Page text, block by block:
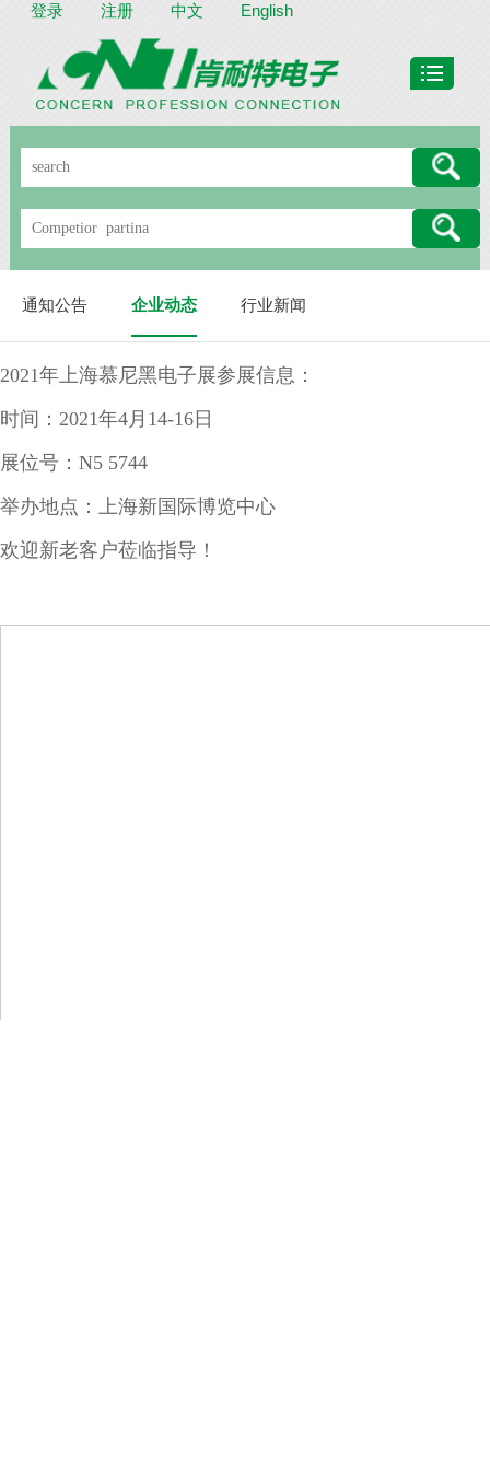
登录 注册 中文 English
通知公告 企业动态 行业新闻
2021年上海慕尼黑电子展参展信息：
时间：2021年4月14-16日
展位号：N5 5744
举办地点 ：上海新国际博览中心
欢迎新老客户莅临指导！